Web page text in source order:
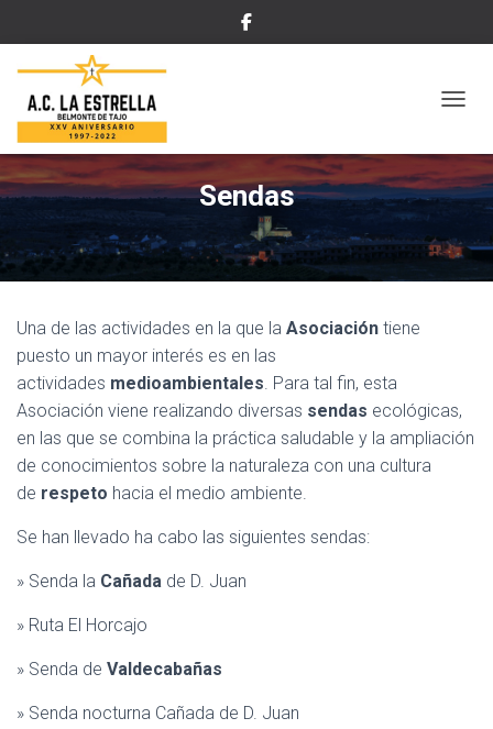
M
B
I
R
M
O
A
V
Sendas
Una de las actividades en la que la Asociación tiene
puesto un mayor interés es en las
actividades medioambientales. Para tal fin, esta
Asociación viene realizando diversas sendas ecológicas,
en las que se combina la práctica saludable y la ampliación
de conocimientos sobre la naturaleza con una cultura
de respeto hacia el medio ambiente.
Se han llevado ha cabo las siguientes sendas:
» Senda la Cañada de D. Juan
» Ruta El Horcajo
» Senda de Valdecabañas
» Senda nocturna Cañada de D. Juan